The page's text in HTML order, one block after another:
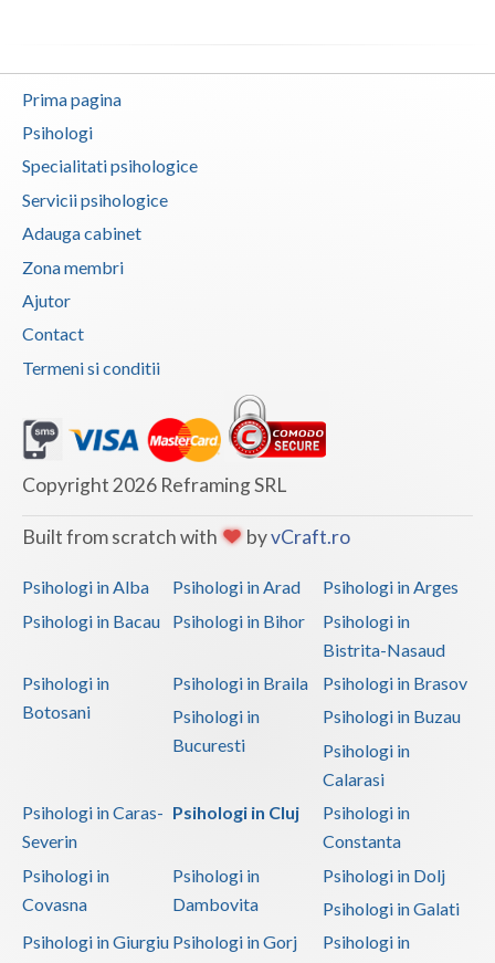
Prima pagina
Psihologi
Specialitati psihologice
Servicii psihologice
Adauga cabinet
Zona membri
Ajutor
Contact
Termeni si conditii
Copyright 2026 Reframing SRL
Built from scratch with byvCraft.ro
Psihologi in Alba Psihologi in Arad
Psihologi in Arges
Psihologi in Bacau
Psihologi in Bihor
Psihologi in
Bistrita-Nasaud
Psihologi in
Botosani
Psihologi in Braila
Psihologi in Brasov
Psihologi in
Bucuresti
Psihologi in Buzau
Psihologi in
Calarasi
Psihologi in Caras-
Severin
Psihologi in Cluj
Psihologi in
Constanta
Psihologi in
Covasna
Psihologi in
Dambovita
Psihologi in Dolj
Psihologi in Galati
Psihologi in Giurgiu Psihologi in Gorj
Psihologi in